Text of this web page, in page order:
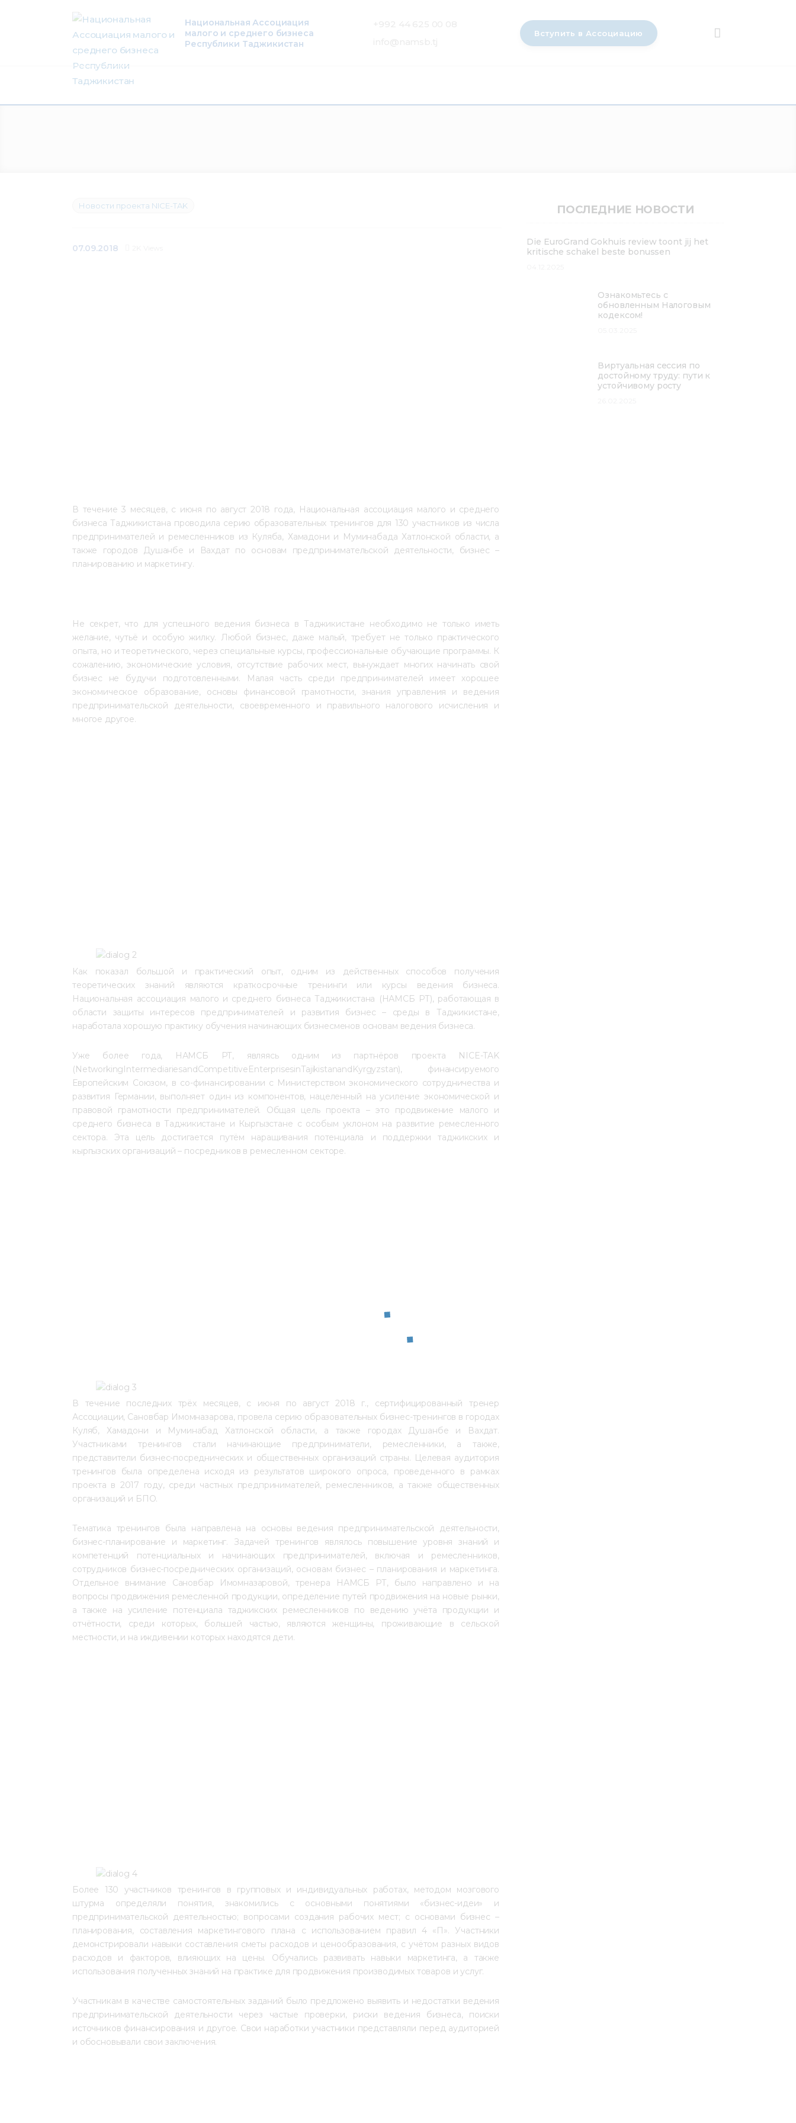
Национальная Ассоциация
малого и среднего бизнеса
Республики Таджикистан
Вступить в Ассоциацию
Членство
Новости проекта NICE-TAK
07.09.2018
В течение 3 месяцев, с июня по август 2018 года, Национальная ассоциация малого и среднего
бизнеса Таджикистана проводила серию образовательных тренингов для 130 участников из числа
предпринимателей и ремесленников из Куляба, Хамадони и Муминабада Хатлонской области, а
также городов Душанбе и Вахдат по основам предпринимательской деятельности, бизнес –
планированию и маркетингу.
Не секрет, что для успешного ведения бизнеса в Таджикистане необходимо не только иметь
желание, чутьё и особую жилку. Любой бизнес, даже малый, требует не только практического
опыта, но и теоретического, через специальные курсы, профессиональные обучающие программы. К
сожалению, экономические условия, отсутствие рабочих мест, вынуждает многих начинать свой
бизнес не будучи подготовленными. Малая часть среди предпринимателей имеет хорошее
экономическое образование, основы финансовой грамотности, знания управления и ведения
предпринимательской деятельности, своевременного и правильного налогового исчисления и
многое другое.
Как показал большой и практический опыт, одним из действенных способов получения
теоретических знаний являются краткосрочные тренинги или курсы ведения бизнеса.
Национальная ассоциация малого и среднего бизнеса Таджикистана (НАМСБ РТ), работающая в
области защиты интересов предпринимателей и развития бизнес – среды в Таджикистане,
наработала хорошую практику обучения начинающих бизнесменов основам ведения бизнеса.
Уже более года, НАМСБ РТ, являясь одним из партнёров проекта NICE-TAK
(NetworkingIntermediariesandCompetitiveEnterprisesinTajikistanandKyrgyzstan), финансируемого
Европейским Союзом, в со-финансировании с Министерством экономического сотрудничества и
развития Германии, выполняет один из компонентов, нацеленный на усиление экономической и
правовой грамотности предпринимателей. Общая цель проекта – это продвижение малого и
среднего бизнеса в Таджикистане и Кыргызстане с особым уклоном на развитие ремесленного
сектора. Эта цель достигается путём наращивания потенциала и поддержки таджикских и
кыргызских организаций – посредников в ремесленном секторе.
В течение последних трёх месяцев, с июня по август 2018 г., сертифицированный тренер
Ассоциации, Сановбар Имомназарова, провела серию образовательных бизнес-тренингов в городах
Куляб, Хамадони и Муминабад Хатлонской области, а также городах Душанбе и Вахдат.
Участниками тренингов стали начинающие предприниматели, ремесленники, а также,
представители бизнес-посреднических и общественных организаций страны. Целевая аудитория
тренингов была определена исходя из результатов широкого опроса, проведенного в рамках
проекта в 2017 году, среди частных предпринимателей, ремесленников, а также общественных
организаций и БПО.
Тематика тренингов была направлена на основы ведения предпринимательской деятельности,
бизнес-планирование и маркетинг. Задачей тренингов являлось повышение уровня знаний и
компетенций потенциальных и начинающих предпринимателей, включая и ремесленников,
сотрудников бизнес-посреднических организаций, основам бизнес – планирования и маркетинга.
Отдельное внимание Сановбар Имомназаровой, тренера НАМСБ РТ, было направлено и на
вопросы продвижения ремесленной продукции, определение путей продвижения на новые рынки,
а также на усиление потенциала таджикских ремесленников по ведению учёта продукции и
отчётности, среди которых, большей частью, являются женщины, проживающие в сельской
местности, и на иждивении которых находятся дети.
Более 130 участников тренингов в групповых и индивидуальных работах, методом мозгового
штурма определяли понятия, знакомились с основными понятиями «бизнес-идеи» и
предпринимательской деятельностью; вопросами создания рабочих мест; с основами бизнес –
планирования, составления маркетингового плана с использованием правил 4 «П». Участники
демонстрировали навыки составления сметы расходов и ценообразования, с учётом разных видов
расходов и факторов, влияющих на цены. Обучались развивать навыки маркетинга, а также
использования полученных знаний на практике для продвижения производимых товаров и услуг.
Участникам в качестве самостоятельных заданий было предложено выявить и недостатки ведения
предпринимательской деятельности через частые проверки, риски ведения бизнеса, поиски
источников финансирования и другое. Свои наработки участники представляли перед аудиторией
и обосновывали свои заключения.
ПОСЛЕДНИЕ НОВОСТИ
Die EuroGrand Gokhuis review toont jij het
kritische schakel beste bonussen
Ознакомьтесь с
обновленным Налоговым
кодексом!
Виртуальная сессия по
достойному труду: пути к
устойчивому росту